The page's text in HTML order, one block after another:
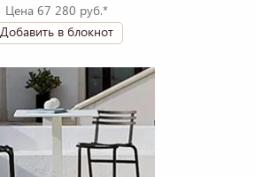
Цена 67 280 руб.*
Добавить в блокнот